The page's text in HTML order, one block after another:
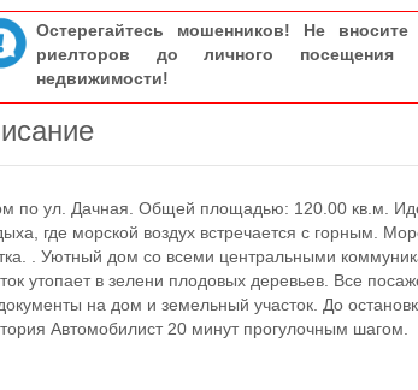
Остерегайтесь мошенников! Не вносите
риелторов до личного посещения
недвижимости!
по ул. Дачная. Общей площадью: 120.00 кв.м.
где морской воздух встречается с горным.
. Уютный дом со всеми центральными
утопает в зелени плодовых деревьев. Все
на дом и земельный участок. До
Автомобилист 20 минут прогулочным шагом.